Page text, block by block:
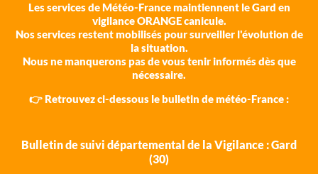
Les services de Météo-France maintiennent le Gard en
vigilance ORANGE canicule.
Nos services restent mobilisés pour surveiller l'évolution de
la situation.
Nous ne manquerons pas de vous tenir informés dès que
nécessaire.
👉 Retrouvez ci-dessous le bulletin de météo-France :
Bulletin de suivi départemental de la Vigilance : Gard
(30)